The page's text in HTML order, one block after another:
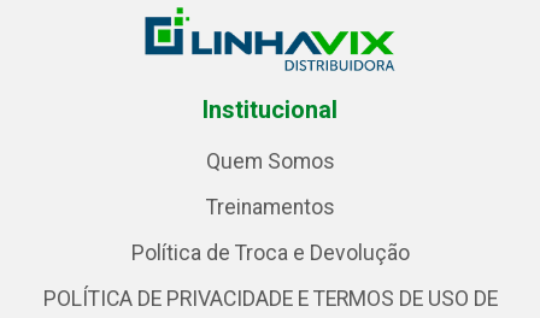
Institucional
Quem Somos
Treinamentos
Política de Troca e Devolução
POLÍTICA DE PRIVACIDADE E TERMOS DE USO DE